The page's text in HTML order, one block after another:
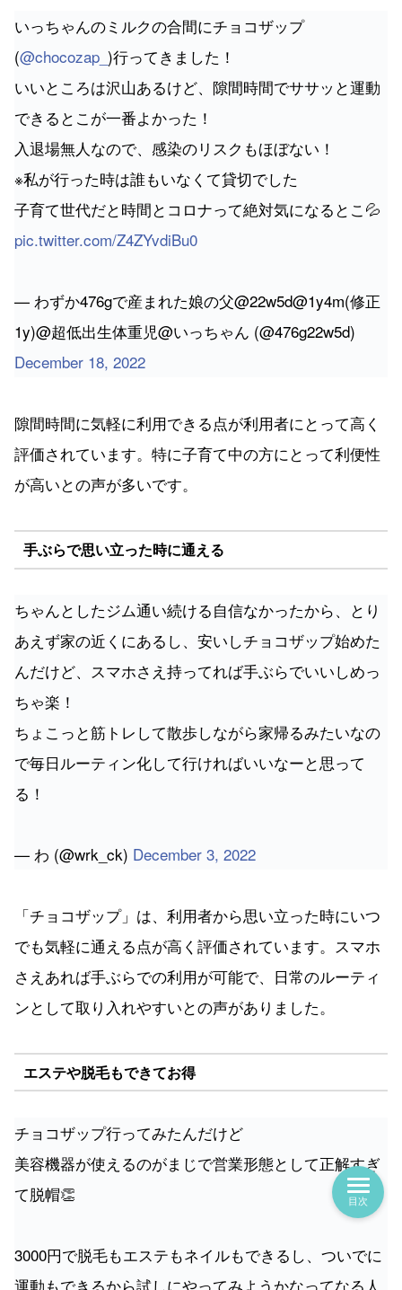
いっちゃんのミルクの合間にチョコザップ
(@chocozap_ )行ってきました！
いいところは沢山あるけど、隙間時間でササッと運動
できるとこが一番よかった！
入退場無人なので、感染のリスクもほぼない！
※私が行った時は誰もいなくて貸切でした
子育て世代だと時間とコロナって絶対気になるとこ💦
pic.twitter.com/Z4ZYvdiBu0
— わずか476gで産まれた娘の父@22w5d@1y4m(修正
1y)@超低出生体重児@いっちゃん (@476g22w5d)
December 18, 2022
隙間時間に気軽に利用できる点が利用者にとって高く
評価されています。特に子育て中の方にとって利便性
が高いとの声が多いです。
手ぶらで思い立った時に通える
ちゃんとしたジム通い続ける自信なかったから、とり
あえず家の近くにあるし、安いしチョコザップ始めた
んだけど、スマホさえ持ってれば手ぶらでいいしめっ
ちゃ楽！
ちょこっと筋トレして散歩しながら家帰るみたいなの
で毎日ルーティン化して行ければいいなーと思って
る！
— わ (@wrk_ck) December 3, 2022
「チョコザップ」は、利用者から思い立った時にいつ
でも気軽に通える点が高く評価されています。スマホ
さえあれば手ぶらでの利用が可能で、日常のルーティ
ンとして取り入れやすいとの声がありました。
エステや脱毛もできてお得
チョコザップ行ってみたんだけど
美容機器が使えるのがまじで営業形態として正解すぎ
て脱帽👏
3000円で脱毛もエステもネイルもできるし、ついでに
運動もできるから試しにやってみようかなってなる人
目次